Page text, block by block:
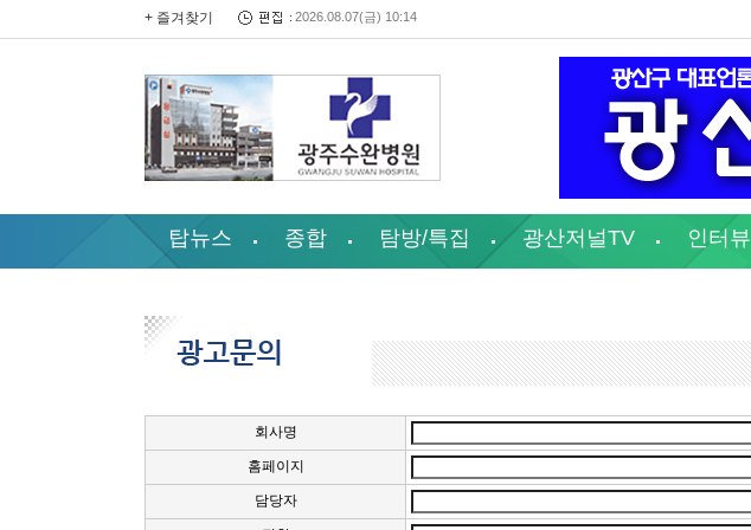
+ 즐겨찾기 2026.08.07(금) 10:14
탑뉴스 종합 탐방/특집 광산저널TV 인터뷰
회사명
홈페이지
담당자